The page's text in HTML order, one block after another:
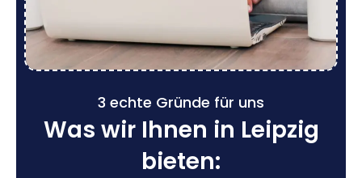
3 echte Gründe für uns
Was wir Ihnen in Leipzig
bieten: